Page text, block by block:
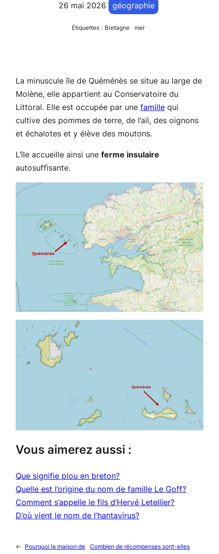
26 mai 2026 géographie
Étiquettes : Bretagne mer
La minuscule île de Quéménès se situe au large de
Molène, elle appartient au Conservatoire du
Littoral. Elle est occupée par une famille qui
cultive des pommes de terre, de l’ail, des oignons
et échalotes et y élève des moutons.
L’île accueille ainsi une ferme insulaire
autosuffisante.
Vous aimerez aussi :
Que signifie plou en breton?
Quelle est l’origine du nom de famille Le Goff?
Comment s’appelle le fils d’Hervé Letellier?
D’où vient le nom de l’hantavirus?
←
Pourquoi la maison de
Combien de récompenses sont-elles